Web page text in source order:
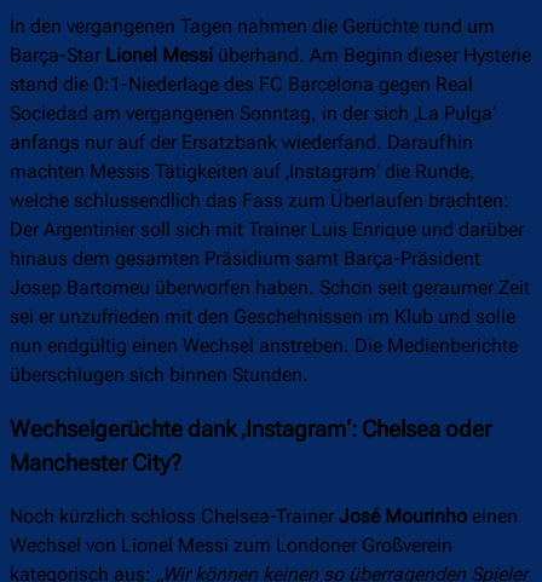
In den vergangenen Tagen nahmen die Gerüchte rund um
Barça-Star Lionel Messi überhand. Am Beginn dieser Hysterie
stand die 0:1-Niederlage des FC Barcelona gegen Real
Sociedad am vergangenen Sonntag, in der sich ‚La Pulga‘
anfangs nur auf der Ersatzbank wiederfand. Daraufhin
machten Messis Tätigkeiten auf ‚Instagram‘ die Runde,
welche schlussendlich das Fass zum Überlaufen brachten:
Der Argentinier soll sich mit Trainer Luis Enrique und darüber
hinaus dem gesamten Präsidium samt Barça-Präsident
Josep Bartomeu überworfen haben. Schon seit geraumer Zeit
sei er unzufrieden mit den Geschehnissen im Klub und solle
nun endgültig einen Wechsel anstreben. Die Medienberichte
überschlugen sich binnen Stunden.
Wechselgerüchte dank ‚Instagram‘: Chelsea oder
Manchester City?
Noch kürzlich schloss Chelsea-Trainer José Mourinho einen
Wechsel von Lionel Messi zum Londoner Großverein
kategorisch aus: „Wir können keinen so überragenden Spieler